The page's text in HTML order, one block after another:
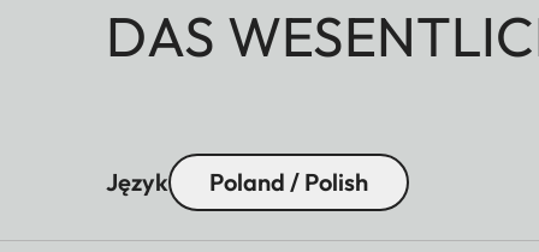
DAS
Język Poland / Polish